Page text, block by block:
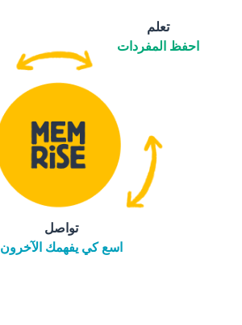
تعلم
احفظ المفردات
تواصل
اسع كي يفهمك الآخرون